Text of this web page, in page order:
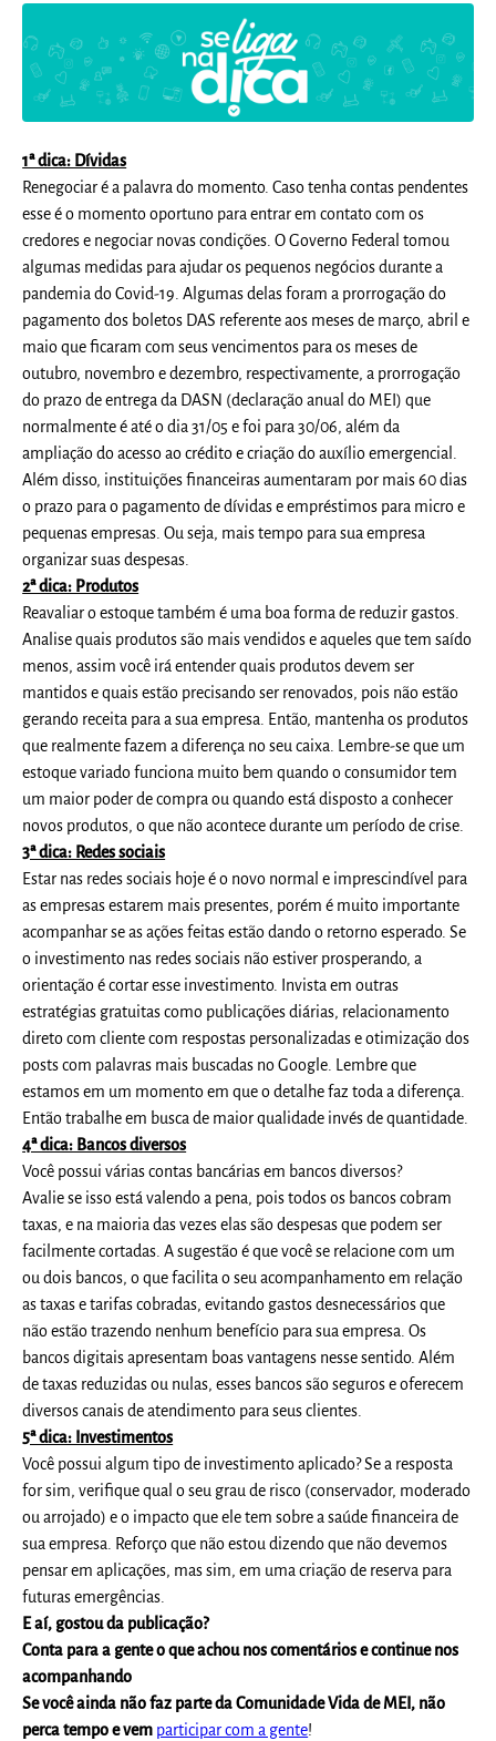
1ª dica: Dívidas
Renegociar é a palavra do momento. Caso tenha contas pendentes
esse é o momento oportuno para entrar em contato com os
credores e negociar novas condições. O Governo Federal tomou
algumas medidas para ajudar os pequenos negócios durante a
pandemia do Covid-19. Algumas delas foram a prorrogação do
pagamento dos boletos DAS referente aos meses de março, abril e
maio que ficaram com seus vencimentos para os meses de
outubro, novembro e dezembro, respectivamente, a prorrogação
do prazo de entrega da DASN (declaração anual do MEI) que
normalmente é até o dia 31/05 e foi para 30/06, além da
ampliação do acesso ao crédito e criação do auxílio emergencial.
Além disso, instituições financeiras aumentaram por mais 60 dias
o prazo para o pagamento de dívidas e empréstimos para micro e
pequenas empresas. Ou seja, mais tempo para sua empresa
organizar suas despesas.
2ª dica: Produtos
Reavaliar o estoque também é uma boa forma de reduzir gastos.
Analise quais produtos são mais vendidos e aqueles que tem saído
menos, assim você irá entender quais produtos devem ser
mantidos e quais estão precisando ser renovados, pois não estão
gerando receita para a sua empresa. Então, mantenha os produtos
que realmente fazem a diferença no seu caixa. Lembre-se que um
estoque variado funciona muito bem quando o consumidor tem
um maior poder de compra ou quando está disposto a conhecer
novos produtos, o que não acontece durante um período de crise.
3ª dica: Redes sociais
Estar nas redes sociais hoje é o novo normal e imprescindível para
as empresas estarem mais presentes, porém é muito importante
acompanhar se as ações feitas estão dando o retorno esperado. Se
o investimento nas redes sociais não estiver prosperando, a
orientação é cortar esse investimento. Invista em outras
estratégias gratuitas como publicações diárias, relacionamento
direto com cliente com respostas personalizadas e otimização dos
posts com palavras mais buscadas no Google. Lembre que
estamos em um momento em que o detalhe faz toda a diferença.
Então trabalhe em busca de maior qualidade invés de quantidade.
4ª dica: Bancos diversos
Você possui várias contas bancárias em bancos diversos?
Avalie se isso está valendo a pena, pois todos os bancos cobram
taxas, e na maioria das vezes elas são despesas que podem ser
facilmente cortadas. A sugestão é que você se relacione com um
ou dois bancos, o que facilita o seu acompanhamento em relação
as taxas e tarifas cobradas, evitando gastos desnecessários que
não estão trazendo nenhum benefício para sua empresa. Os
bancos digitais apresentam boas vantagens nesse sentido. Além
de taxas reduzidas ou nulas, esses bancos são seguros e oferecem
diversos canais de atendimento para seus clientes.
5ª dica: Investimentos
Você possui algum tipo de investimento aplicado? Se a resposta
for sim, verifique qual o seu grau de risco (conservador, moderado
ou arrojado) e o impacto que ele tem sobre a saúde financeira de
sua empresa. Reforço que não estou dizendo que não devemos
pensar em aplicações, mas sim, em uma criação de reserva para
futuras emergências.
E aí, gostou da publicação?
Conta para a gente o que achou nos comentários e continue nos
acompanhando
Se você ainda não faz parte da Comunidade Vida de MEI, não
perca tempo e vem participar com a gente!